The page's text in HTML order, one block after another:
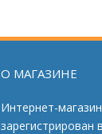
О МАГАЗИНЕ
Интернет-
зарегистрирован